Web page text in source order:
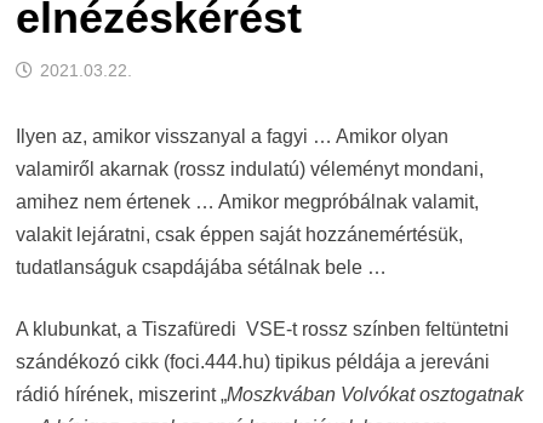
elnézéskérést
2021.03.22.
Ilyen az, amikor visszanyal a fagyi … Amikor olyan
valamiről akarnak (rossz indulatú) véleményt mondani,
amihez nem értenek … Amikor megpróbálnak valamit,
valakit lejáratni, csak éppen saját hozzánemértésük,
tudatlanságuk csapdájába sétálnak bele …
A klubunkat, a Tiszafüredi VSE-t rossz színben feltüntetni
szándékozó cikk (foci.444.hu) tipikus példája a jereváni
rádió hírének, miszerint „Moszkvában Volvókat osztogatnak